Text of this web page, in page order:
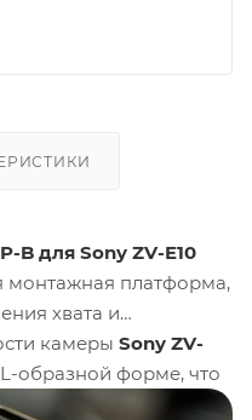
B для Sony ZV-E10
монтажная платформа,
хвата и
камеры Sony ZV-
образной форме, что
между